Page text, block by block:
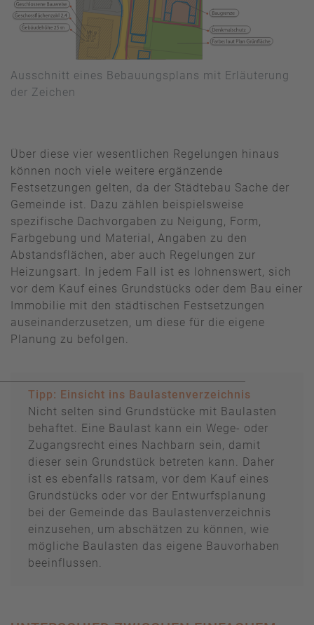
Ausschnitt eines Bebauungsplans mit Erläuterung
der Zeichen
Über diese vier wesentlichen Regelungen hinaus
können noch viele weitere ergänzende
Festsetzungen gelten, da der Städtebau Sache der
Gemeinde ist. Dazu zählen beispielsweise
spezifische Dachvorgaben zu Neigung, Form,
Farbgebung und Material, Angaben zu den
Abstandsflächen, aber auch Regelungen zur
Heizungsart. In jedem Fall ist es lohnenswert, sich
vor dem Kauf eines Grundstücks oder dem Bau einer
Immobilie mit den städtischen Festsetzungen
auseinanderzusetzen, um diese für die eigene
Planung zu befolgen.
Tipp: Einsicht ins Baulastenverzeichnis
Nicht selten sind Grundstücke mit Baulasten
behaftet. Eine Baulast kann ein Wege- oder
Zugangsrecht eines Nachbarn sein, damit
dieser sein Grundstück betreten kann. Daher
ist es ebenfalls ratsam, vor dem Kauf eines
Grundstücks oder vor der Entwurfsplanung
bei der Gemeinde das Baulastenverzeichnis
einzusehen, um abschätzen zu können, wie
mögliche Baulasten das eigene Bauvorhaben
beeinflussen.